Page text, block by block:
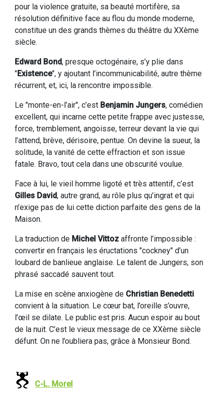
pour la violence gratuite, sa beauté mortifère, sa
résolution définitive face au flou du monde moderne,
constitue un des grands thèmes du théâtre du XXème
siècle.
Edward Bond, presque octogénaire, s’y plie dans
"Existence", y ajoutant l’incommunicabilité, autre thème
récurrent, et, ici, la rencontre impossible.
Le "monte-en-l’air", c’est Benjamin Jungers, comédien
excellent, qui incarne cette petite frappe avec justesse,
force, tremblement, angoisse, terreur devant la vie qui
l’attend, brève, dérisoire, pentue. On devine la sueur, la
solitude, la vanité de cette effraction et son issue
fatale. Bravo, tout cela dans une obscurité voulue.
Face à lui, le vieil homme ligoté et très attentif, c’est
Gilles David, autre grand, au rôle plus qu’ingrat et qui
n’exige pas de lui cette diction parfaite des gens de la
Maison.
La traduction de Michel Vittoz affronte l’impossible :
convertir en français les éructations "cockney" d’un
loubard de banlieue anglaise. Le talent de Jungers, son
phrasé saccadé sauvent tout.
La mise en scène anxiogène de Christian Benedetti
convient à la situation. Le cœur bat, l’oreille s’ouvre,
l’œil se dilate. Le public est pris. Aucun espoir au bout
de la nuit. C’est le vieux message de ce XXème siècle
défunt. On ne l’oubliera pas, grâce à Monsieur Bond.
C-L. Morel